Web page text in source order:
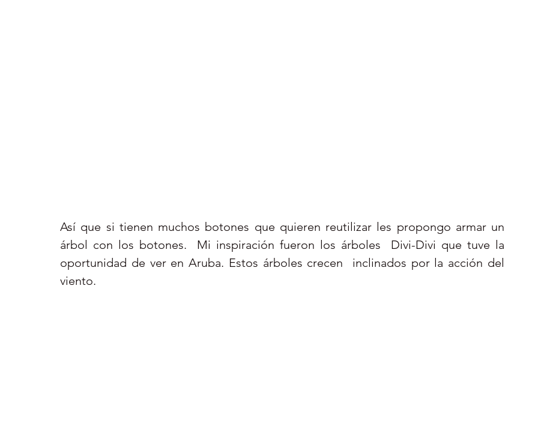
Así que si tienen muchos botones que quieren reutilizar les propongo armar un
árbol con los botones.  Mi inspiración fueron los árboles  Divi-Divi que tuve la
oportunidad de ver en Aruba. Estos árboles crecen  inclinados por la acción del
viento.